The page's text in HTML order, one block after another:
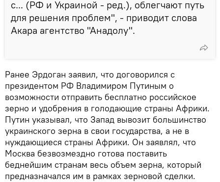
с... (РФ и Украиной - ред.), облегчают путь
для решения проблем", - приводит слова
Акара агентство "Анадолу".
Ранее Эрдоган заявил, что договорился с
президентом РФ Владимиром Путиным о
возможности отправить бесплатно российское
зерно и удобрения в голодающие страны Африки.
Путин указывал, что Запад вывозит большинство
украинского зерна в свои государства, а не в
нуждающиеся страны Африки. Он заявлял, что
Москва безвозмездно готова поставить
беднейшим странам весь объем зерна, который
предназначался им в рамках зерновой сделки.